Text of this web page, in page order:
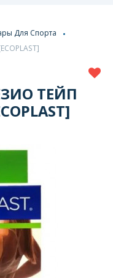
Для Спорта
ТЕЙП